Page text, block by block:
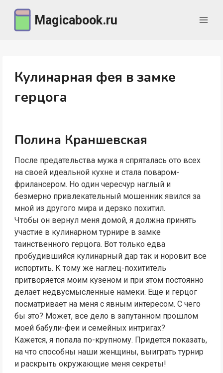
содержимому
Magicabook.ru
Кулинарная фея в замке
герцога
Полина Краншевская
После предательства мужа я спряталась ото всех
на своей идеальной кухне и стала поваром-
фрилансером. Но один чересчур наглый и
безмерно привлекательный мошенник явился за
мной из другого мира и дерзко похитил.
Чтобы он вернул меня домой, я должна принять
участие в кулинарном турнире в замке
таинственного герцога. Вот только едва
пробудившийся кулинарный дар так и норовит все
испортить. К тому же наглец-похититель
притворяется моим кузеном и при этом постоянно
делает недвусмысленные намеки. Еще и герцог
посматривает на меня с явным интересом. С чего
бы это? Может, все дело в запутанном прошлом
моей бабули-феи и семейных интригах?
Кажется, я попала по-крупному. Придется показать,
на что способны наши женщины, выиграть турнир
и раскрыть окружающие меня секреты!